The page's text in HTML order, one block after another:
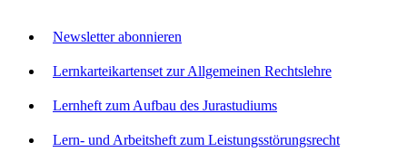
Newsletter abonnieren
Lernkarteikartenset zur Allgemeinen Rechtslehre
Lernheft zum Aufbau des Jurastudiums
Lern- und Arbeitsheft zum Leistungsstörungsrecht